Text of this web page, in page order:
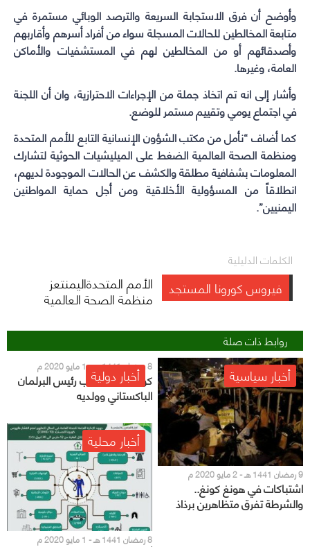
وأوضح أن فرق الاستجابة السريعة والترصد الوبائي مستمرة في
متابعة المخالطين للحالات المسجلة سواء من أفراد أسرهم وأقاربهم
وأصدقائهم أو من المخالطين لهم في المستشفيات والأماكن
العامة، وغيرها.
وأشار إلى انه تم اتخاذ جملة من الإجراءات الاحترازية، وان أن اللجنة
في اجتماع يومي وتقييم مستمر للوضع.
كما أضاف “نأمل من مكتب الشؤون الإنسانية التابع للأمم المتحدة
ومنظمة الصحة العالمية الضغط على الميليشيات الحوثية لتشارك
المعلومات بشفافية مطلقة والكشف عن الحالات الموجودة لديهم،
انطلاقاً من المسؤولية الأخلاقية ومن أجل حماية المواطنين
اليمنيين”.
الكلمات الدليلية
الأمم المتحدةاليمنتعز فيروس كورونا المستجد منظمة الصحة العالمية
روابط ذات صلة
أخبار سياسية
9 رمضان 1441 هـ - 2 مايو 2020 م
اشتباكات في هونغ كونغ..
والشرطة تفرق متظاهرين برذاذ
أخبار دولية 8 رمضان 1441 هـ - 1 مايو 2020 م
كوفيد-19 يصيب رئيس البرلمان
الباكستاني وولديه
أخبار محلية
8 رمضان 1441 هـ - 1 مايو 2020 م